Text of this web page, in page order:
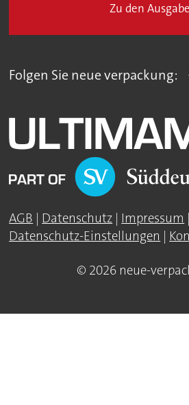
Zu den
Folgen Sie neue verpackung:
AGB Datenschutz Impressum
Datenschutz-Einstellungen
© 2026 neue-